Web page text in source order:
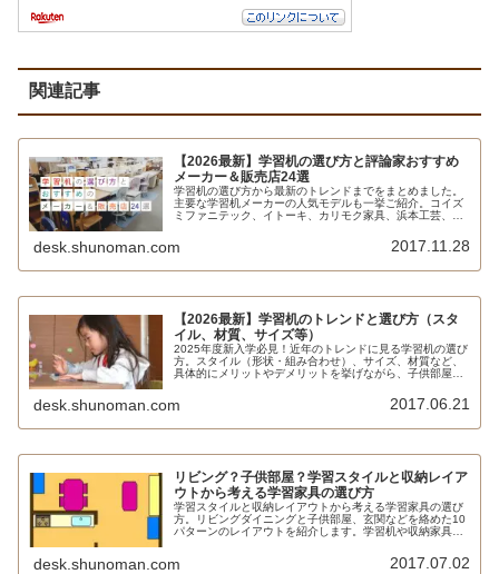
関連記事
【2026最新】学習机の選び方と評論家おすすめ
メーカー＆販売店24選
学習机の選び方から最新のトレンドまでをまとめました。
主要な学習机メーカーの人気モデルも一挙ご紹介。コイズ
ミファニテック、イトーキ、カリモク家具、浜本工芸、ヒ
無印良品、飛騨産業、くろがね工作所、イケアなど、価格
帯別おすすめも紹介しています。
desk.shunoman.com 2017.11.28
【2026最新】学習机のトレンドと選び方（スタ
イル、材質、サイズ等）
2025年度新入学必見！近年のトレンドに見る学習机の選び
方。スタイル（形状・組み合わせ）、サイズ、材質など、
具体的にメリットやデメリットを挙げながら、子供部屋も
desk.shunoman.com 2017.06.21
リビング？子供部屋？学習スタイルと収納レイア
ウトから考える学習家具の選び方
学習スタイルと収納レイアウトから考える学習家具の選び
方。リビングダイニングと子供部屋、玄関などを絡めた10
パターンのレイアウトを紹介します。学習机や収納家具な
desk.shunoman.com 2017.07.02